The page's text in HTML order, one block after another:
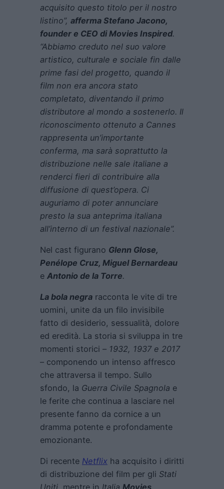
acquisito questo titolo per il nostro
listino”, afferma Stefano Jacono,
founder e CEO di Movies Inspired.
“Abbiamo creduto nel suo valore
artistico, culturale e sociale fin dalle
prime fasi del progetto, quando il
film non era ancora stato
completato, diventando il primo
distributore al mondo a sostenerlo. Il
riconoscimento ottenuto a Cannes
rappresenta un’importante
conferma, ma sarà soprattutto la
distribuzione nelle sale italiane a
renderci fieri di contribuire alla
diffusione di quest’opera. Ci
auguriamo di poter annunciare
presto la sua anteprima italiana
all’interno di un festival nazionale”.
Nel cast figurano Glenn Glose,
Penélope Cruz, Miguel Bernardeau
e Antonio de la Torre.
La bola negra racconta le vite di tre
uomini, unite da un filo invisibile
fatto di desiderio, sessualità, dolore
ed eredità. La storia si sviluppa in tre
momenti storici – 1932, 1937 e 2017
– componendo un intenso affresco
che attraversa il tempo. Sullo
sfondo, la Guerra Civile Spagnola e
le ferite che continua a lasciare nel
presente fanno da cornice a un
dramma potente e profondamente
emozionante.
Di recente Netflix ha acquisito i diritti
di distribuzione del film per gli Stati